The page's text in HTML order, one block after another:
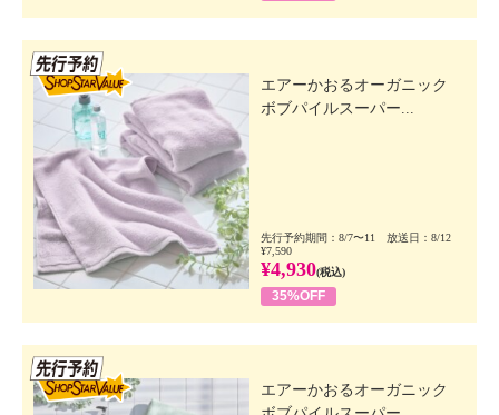
エアーかおるオーガニック
ボブパイルスーパー...
先行予約期間：8/7〜11 放送日：8/12
¥7,590
¥4,930(税込)
35%OFF
エアーかおるオーガニック